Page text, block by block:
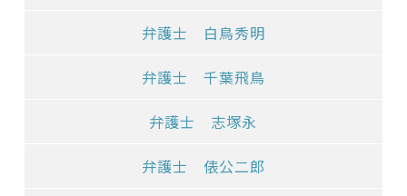
弁護士 白鳥秀明
弁護士 千葉飛鳥
弁護士 志塚永
弁護士 俵公二郎